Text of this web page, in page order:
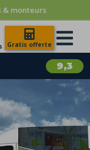
& monteurs
Gratis offerte
9,3